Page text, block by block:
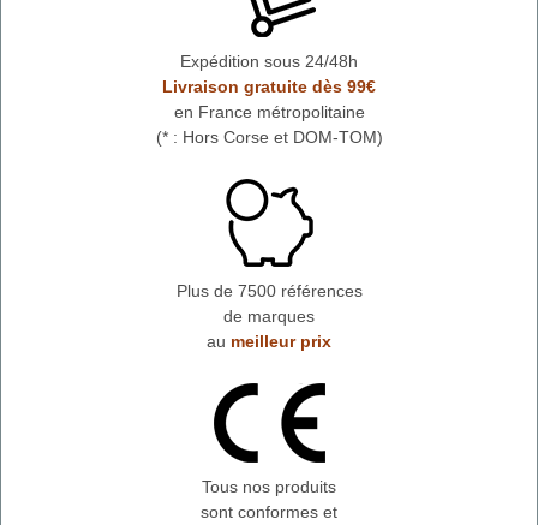
Expédition sous 24/48h
Livraison gratuite dès 99€
en France métropolitaine
(* : Hors Corse et DOM-TOM)
Plus de 7500 références
de marques
au meilleur prix
Tous nos produits
sont conformes et